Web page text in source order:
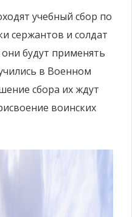
учебный сбор по
сержантов и солдат
будут применять
в Военном
сбора их ждут
воинских